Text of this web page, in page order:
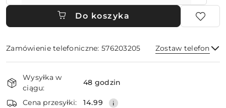
Do koszyka
Zamówienie telefoniczne: 576203205 Zostaw telefon
Dostępność
i
dostawa
Wysyłka w
ciągu:
48 godzin
Cena przesyłki: 14.99